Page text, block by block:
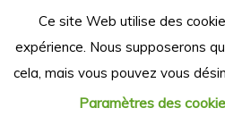
La belle
41 x 33 cm
Ce site Web utilise des
expérience. Nous supposerons
cela, mais vous pouvez vous
Paramètres des